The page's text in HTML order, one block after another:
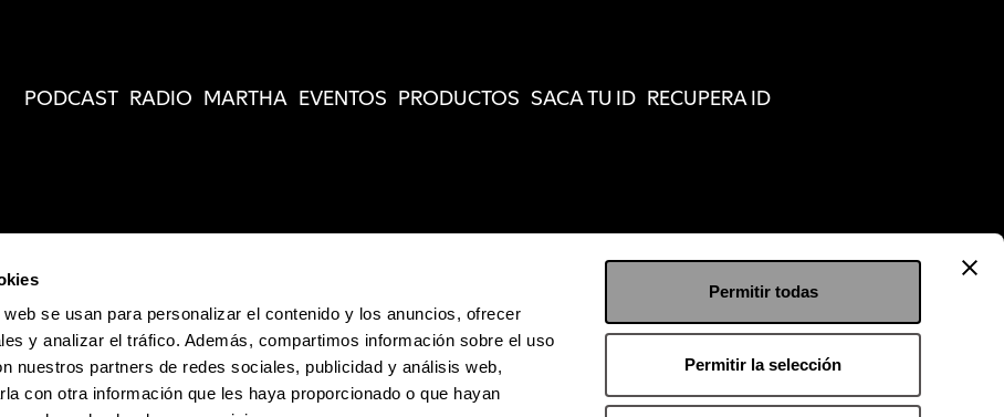
se usan para personalizar el contenido y los anuncios, ofrecer
y analizar el tráfico. Además, compartimos información sobre el uso
nuestros partners de redes sociales, publicidad y análisis web,
con otra información que les haya proporcionado o que hayan
Permitir todas
Permitir la selección
PODCAST RADIO MARTHA EVENTOS PRODUCTOS SACA TU ID RECUPERA ID